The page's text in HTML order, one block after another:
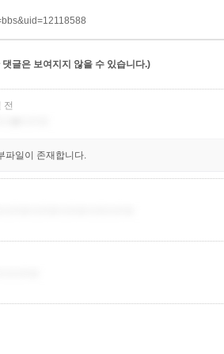
글은 보여지지 않을 수 있습니다.)